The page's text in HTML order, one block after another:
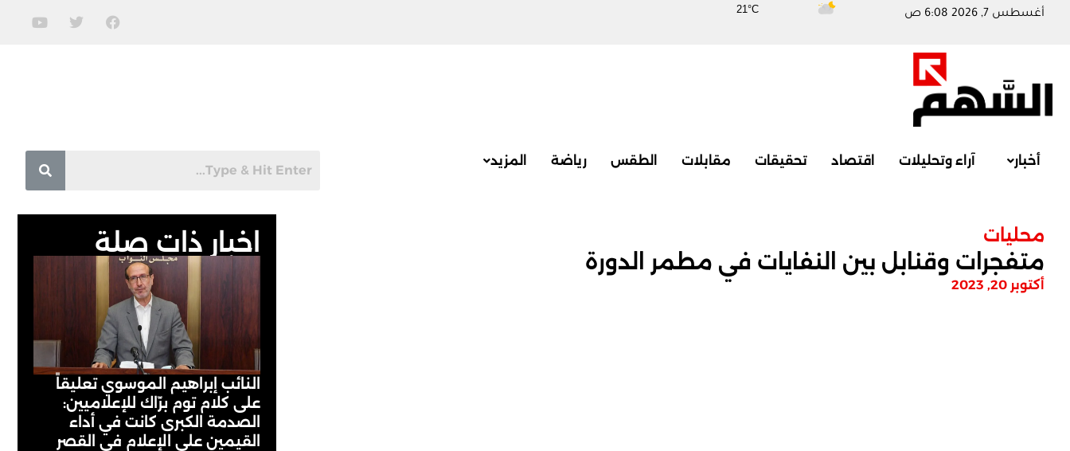
21°C أغسطس 7, 2026 6:08 ص
أخبار آراء وتحليلات اقتصاد تحقيقات مقابلات الطقس رياضة المزيد
اخبار ذات صلة
النائب إبراهيم الموسوي تعليقاً
على كلام توم برّاك للإعلاميين:
الصدمة الكبرى كانت في أداء
القيمين على ‏الإعلام في القصر
محليات
متفجرات وقنابل بين النفايات في مطمر الدورة
أكتوبر 20, 2023